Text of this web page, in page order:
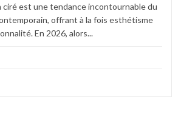
ciré est une tendance incontournable du
offrant à la fois esthétisme
En 2026, alors...